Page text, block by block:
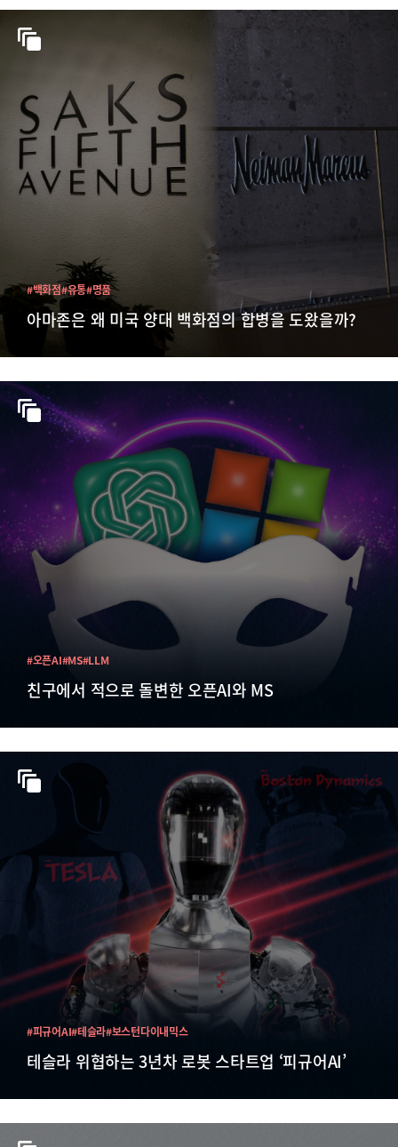
아마존은 왜 미국 양대 백화점의 합병을 도왔을까?
#백화점#유통#명품
친구에서 적으로 돌변한 오픈AI와 MS
#오픈AI#MS#LLM
테슬라 위협하는 3년차 로봇 스타트업 ‘피규어AI’
#피규어AI#테슬라#보스턴다이내믹스